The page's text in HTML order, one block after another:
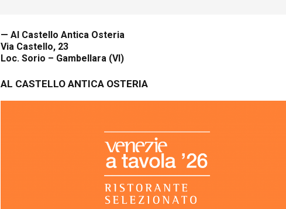
— Al Castello Antica Osteria
Via Castello, 23
Loc. Sorio – Gambellara (VI)
AL CASTELLO ANTICA OSTERIA